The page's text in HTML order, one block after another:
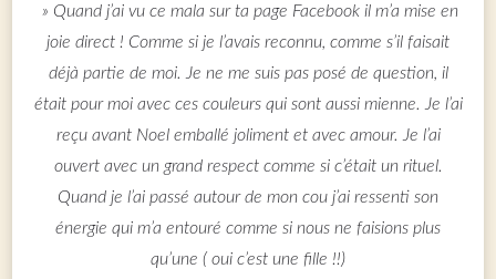
» Quand j’ai vu ce mala sur ta page Facebook il m’a mise en
joie direct ! Comme si je l’avais reconnu, comme s’il faisait
déjà partie de moi. Je ne me suis pas posé de question, il
était pour moi avec ces couleurs qui sont aussi mienne. Je l’ai
reçu avant Noel emballé joliment et avec amour. Je l’ai
ouvert avec un grand respect comme si c’était un rituel.
Quand je l’ai passé autour de mon cou j’ai ressenti son
énergie qui m’a entouré comme si nous ne faisions plus
qu’une ( oui c’est une fille !!)